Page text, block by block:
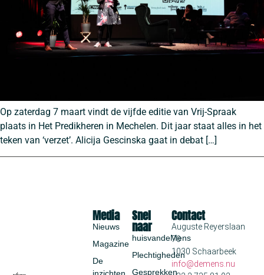
Op zaterdag 7 maart vindt de vijfde editie van Vrij-Spraak
plaats in Het Predikheren in Mechelen. Dit jaar staat alles in het
teken van ‘verzet’. Alicija Gescinska gaat in debat […]
Snel
naar
huisvandeMens
Plechtigheden
Gesprekken
Media
Nieuws
Magazine
De
Contact
Auguste Reyerslaan
70
1030 Schaarbeek
info@demens.nu